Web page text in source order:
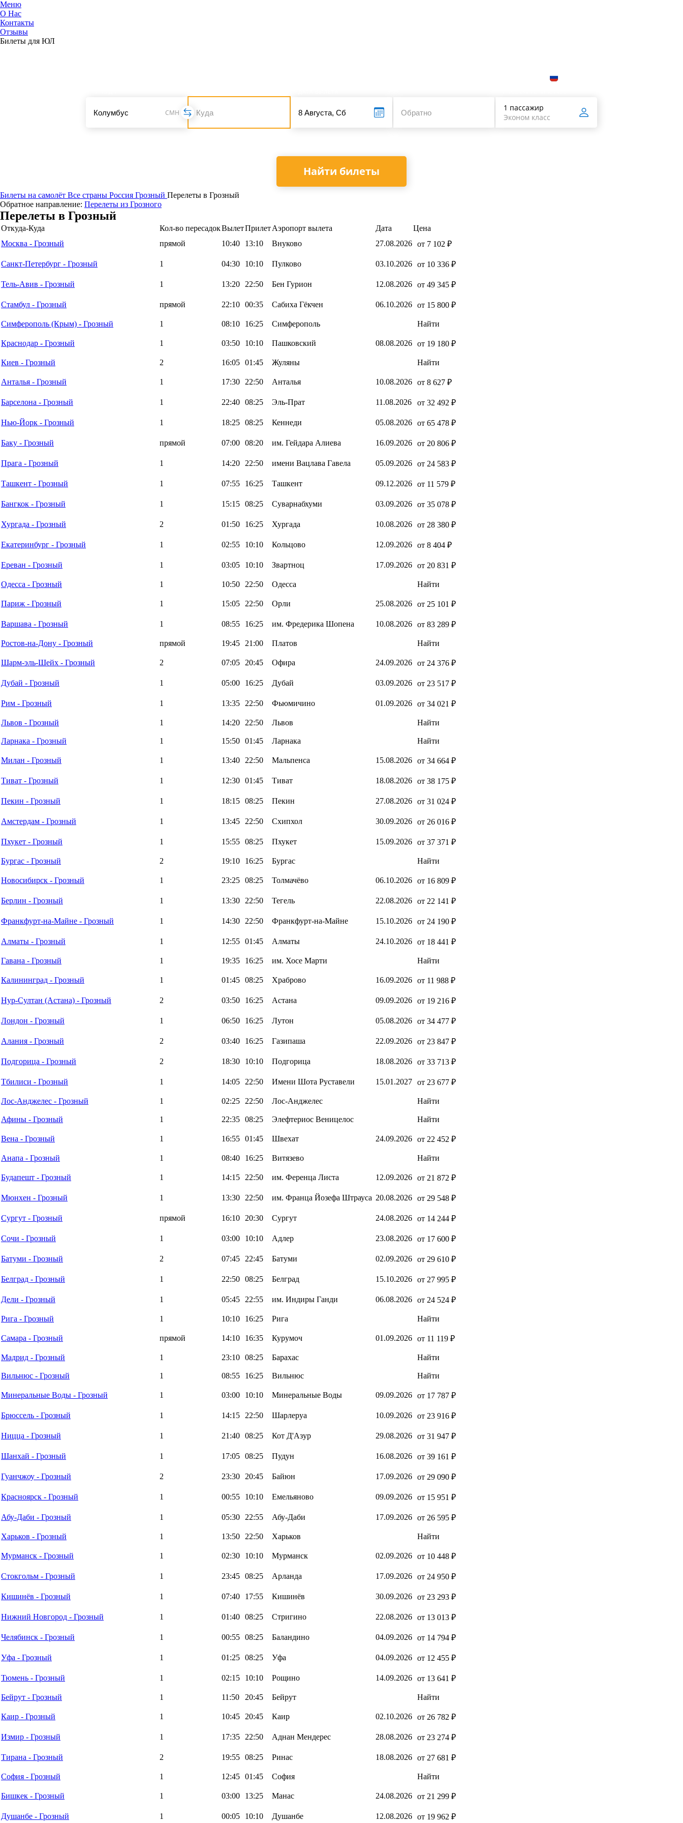
Меню
О Нас
Контакты
Отзывы
Билеты для ЮЛ
CMH
1 пассажир
Эконом класс
Найти билеты
Билеты на самолёт Все страны Россия Грозный Перелеты в Грозный
Обратное направление: Перелеты из Грозного
Перелеты в Грозный
Откуда-Куда Кол-во пересадокВылетПрилетАэропорт вылета Дата
Цена
Москва - Грозный
прямой 10:40 13:10 Внуково 27.08.2026 от 7 102 ₽
Санкт-Петербург - Грозный 1 04:30 10:10 Пулково 03.10.2026 от 10 336 ₽
Тель-Авив - Грозный 1 13:20 22:50 Бен Гурион 12.08.2026 от 49 345 ₽
Стамбул - Грозный прямой 22:10 00:35 Сабиха Гёкчен 06.10.2026 от 15 800 ₽
Симферополь (Крым) - Грозный 1 08:10 16:25 Симферополь Найти
Краснодар - Грозный 1 03:50 10:10 Пашковский 08.08.2026 от 19 180 ₽
Киев - Грозный 2 16:05 01:45 Жуляны Найти
Анталья - Грозный 1 17:30 22:50 Анталья 10.08.2026 от 8 627 ₽
Барселона - Грозный 1 22:40 08:25 Эль-Прат 11.08.2026 от 32 492 ₽
Нью-Йорк - Грозный 1 18:25 08:25 Кеннеди 05.08.2026 от 65 478 ₽
Баку - Грозный прямой 07:00 08:20 им. Гейдара Алиева 16.09.2026 от 20 806 ₽
Прага - Грозный 1 14:20 22:50 имени Вацлава Гавела 05.09.2026 от 24 583 ₽
Ташкент - Грозный 1 07:55 16:25 Ташкент 09.12.2026 от 11 579 ₽
Бангкок - Грозный 1 15:15 08:25 Суварнабхуми 03.09.2026 от 35 078 ₽
Хургада - Грозный 2 01:50 16:25 Хургада 10.08.2026 от 28 380 ₽
Екатеринбург - Грозный 1 02:55 10:10 Кольцово 12.09.2026 от 8 404 ₽
Ереван - Грозный 1 03:05 10:10 Звартноц 17.09.2026 от 20 831 ₽
Одесса - Грозный 1 10:50 22:50 Одесса Найти
Париж - Грозный 1 15:05 22:50 Орли 25.08.2026 от 25 101 ₽
Варшава - Грозный 1 08:55 16:25 им. Фредерика Шопена 10.08.2026 от 83 289 ₽
Ростов-на-Дону - Грозный прямой 19:45 21:00 Платов Найти
Шарм-эль-Шейх - Грозный 2 07:05 20:45 Офира 24.09.2026 от 24 376 ₽
Дубай - Грозный 1 05:00 16:25 Дубай 03.09.2026 от 23 517 ₽
Рим - Грозный 1 13:35 22:50 Фьюмичино 01.09.2026 от 34 021 ₽
Львов - Грозный 1 14:20 22:50 Львов Найти
Ларнака - Грозный 1 15:50 01:45 Ларнака Найти
Милан - Грозный 1 13:40 22:50 Мальпенса 15.08.2026 от 34 664 ₽
Тиват - Грозный 1 12:30 01:45 Тиват 18.08.2026 от 38 175 ₽
Пекин - Грозный 1 18:15 08:25 Пекин 27.08.2026 от 31 024 ₽
Амстердам - Грозный 1 13:45 22:50 Схипхол 30.09.2026 от 26 016 ₽
Пхукет - Грозный 1 15:55 08:25 Пхукет 15.09.2026 от 37 371 ₽
Бургас - Грозный 2 19:10 16:25 Бургас Найти
Новосибирск - Грозный 1 23:25 08:25 Толмачёво 06.10.2026 от 16 809 ₽
Берлин - Грозный 1 13:30 22:50 Тегель 22.08.2026 от 22 141 ₽
Франкфурт-на-Майне - Грозный 1 14:30 22:50 Франкфурт-на-Майне 15.10.2026 от 24 190 ₽
Алматы - Грозный 1 12:55 01:45 Алматы 24.10.2026 от 18 441 ₽
Гавана - Грозный 1 19:35 16:25 им. Хосе Марти Найти
Калининград - Грозный 1 01:45 08:25 Храброво 16.09.2026 от 11 988 ₽
Нур-Султан (Астана) - Грозный 2 03:50 16:25 Астана 09.09.2026 от 19 216 ₽
Лондон - Грозный 1 06:50 16:25 Лутон 05.08.2026 от 34 477 ₽
Алания - Грозный 2 03:40 16:25 Газипаша 22.09.2026 от 23 847 ₽
Подгорица - Грозный 2 18:30 10:10 Подгорица 18.08.2026 от 33 713 ₽
Тбилиси - Грозный 1 14:05 22:50 Имени Шота Руставели 15.01.2027 от 23 677 ₽
Лос-Анджелес - Грозный 1 02:25 22:50 Лос-Анджелес Найти
Афины - Грозный 1 22:35 08:25 Элефтериос Веницелос Найти
Вена - Грозный 1 16:55 01:45 Швехат 24.09.2026 от 22 452 ₽
Анапа - Грозный 1 08:40 16:25 Витязево Найти
Будапешт - Грозный 1 14:15 22:50 им. Ференца Листа 12.09.2026 от 21 872 ₽
Мюнхен - Грозный 1 13:30 22:50 им. Франца Йозефа Штрауса 20.08.2026 от 29 548 ₽
Сургут - Грозный прямой 16:10 20:30 Сургут 24.08.2026 от 14 244 ₽
Сочи - Грозный 1 03:00 10:10 Адлер 23.08.2026 от 17 600 ₽
Батуми - Грозный 2 07:45 22:45 Батуми 02.09.2026 от 29 610 ₽
Белград - Грозный 1 22:50 08:25 Белград 15.10.2026 от 27 995 ₽
Дели - Грозный 1 05:45 22:55 им. Индиры Ганди 06.08.2026 от 24 524 ₽
Рига - Грозный 1 10:10 16:25 Рига Найти
Самара - Грозный прямой 14:10 16:35 Курумоч 01.09.2026 от 11 119 ₽
Мадрид - Грозный 1 23:10 08:25 Барахас Найти
Вильнюс - Грозный 1 08:55 16:25 Вильнюс Найти
Минеральные Воды - Грозный 1 03:00 10:10 Минеральные Воды 09.09.2026 от 17 787 ₽
Брюссель - Грозный 1 14:15 22:50 Шарлеруа 10.09.2026 от 23 916 ₽
Ницца - Грозный 1 21:40 08:25 Кот Д'Азур 29.08.2026 от 31 947 ₽
Шанхай - Грозный 1 17:05 08:25 Пудун 16.08.2026 от 39 161 ₽
Гуанчжоу - Грозный 2 23:30 20:45 Байюн 17.09.2026 от 29 090 ₽
Красноярск - Грозный 1 00:55 10:10 Емельяново 09.09.2026 от 15 951 ₽
Абу-Даби - Грозный 1 05:30 22:55 Абу-Даби 17.09.2026 от 26 595 ₽
Харьков - Грозный 1 13:50 22:50 Харьков Найти
Мурманск - Грозный 1 02:30 10:10 Мурманск 02.09.2026 от 10 448 ₽
Стокгольм - Грозный 1 23:45 08:25 Арланда 17.09.2026 от 24 950 ₽
Кишинёв - Грозный 1 07:40 17:55 Кишинёв 30.09.2026 от 23 293 ₽
Нижний Новгород - Грозный 1 01:40 08:25 Стригино 22.08.2026 от 13 013 ₽
Челябинск - Грозный 1 00:55 08:25 Баландино 04.09.2026 от 14 794 ₽
Уфа - Грозный 1 01:25 08:25 Уфа 04.09.2026 от 12 455 ₽
Тюмень - Грозный 1 02:15 10:10 Рощино 14.09.2026 от 13 641 ₽
Бейрут - Грозный 1 11:50 20:45 Бейрут Найти
Каир - Грозный 1 10:45 20:45 Каир 02.10.2026 от 26 782 ₽
Измир - Грозный 1 17:35 22:50 Аднан Мендерес 28.08.2026 от 23 274 ₽
Тирана - Грозный 2 19:55 08:25 Ринас 18.08.2026 от 27 681 ₽
София - Грозный 1 12:45 01:45 София Найти
Бишкек - Грозный 1 03:00 13:25 Манас 24.08.2026 от 21 299 ₽
Душанбе - Грозный 1 00:05 10:10 Душанбе 12.08.2026 от 19 962 ₽